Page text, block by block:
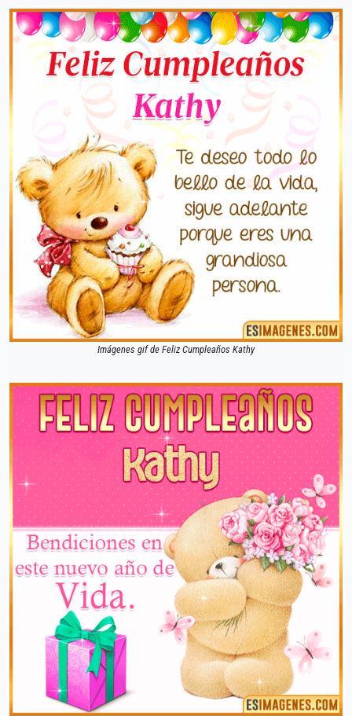
Imágenes gif de Feliz Cumpleaños Kathy